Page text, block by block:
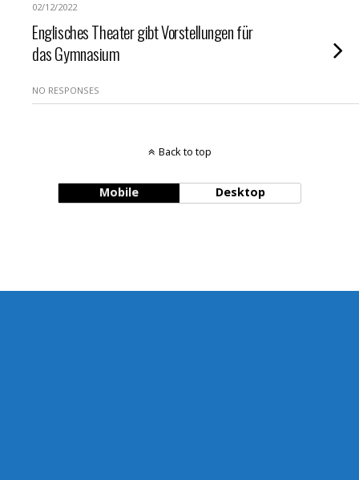
02/12/2022
Englisches Theater gibt Vorstellungen für
das Gymnasium
NO RESPONSES
Back to top
Mobile Desktop